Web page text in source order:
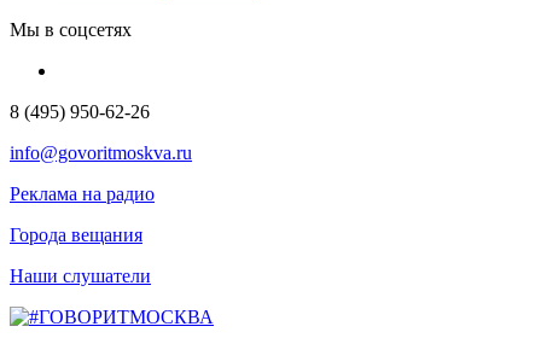
Мы в соцсетях
8 (495) 950-62-26
info@govoritmoskva.ru
Реклама на радио
Города вещания
Наши слушатели